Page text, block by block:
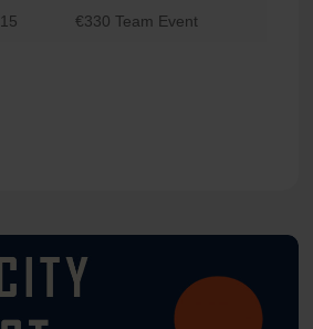
15 €330 Team Event